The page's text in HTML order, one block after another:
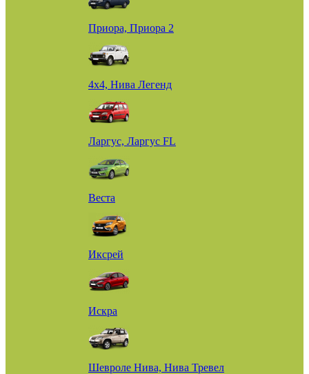
Приора, Приора 2
4х4, Нива Легенд
Ларгус, Ларгус FL
Веста
Иксрей
Искра
Шевроле Нива, Нива Тревел